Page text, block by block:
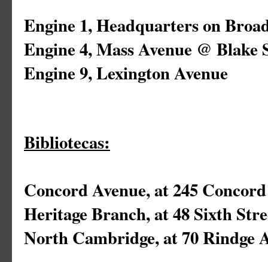
Engine 1, Headquarters on
Engine 4, Mass Avenue @ Blake
Engine 9, Lexington Avenue
Bibliotecas:
Concord Avenue, at 245
Heritage Branch, at 48 Sixth
North Cambridge, at 70 Rindge